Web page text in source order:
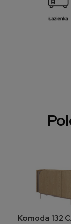
Komoda 132